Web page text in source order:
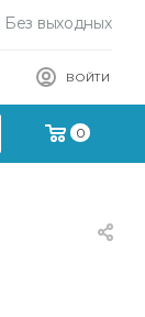
Без выходных
ВОЙТИ
0